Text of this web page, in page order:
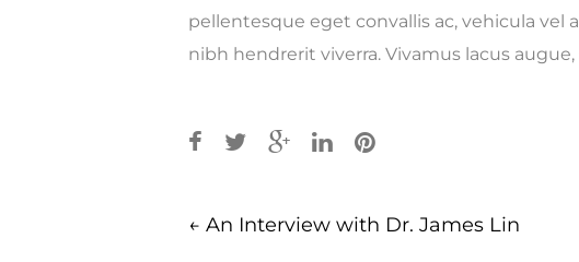
pellentesque eget convallis ac, vehicula vel
nibh hendrerit viverra. Vivamus lacus
Post
← An Interview with Dr. James Lin